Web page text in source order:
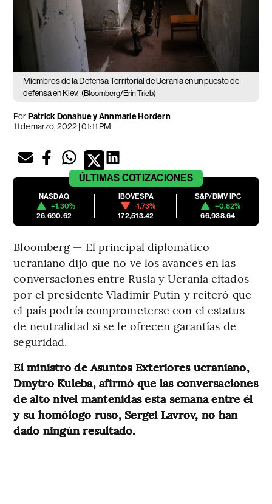
Miembros de la Defensa Territorial de Ucrania en un puesto de
defensa en Kiev. (Bloomberg/Erin Trieb)
PorPatrick Donahue y Annmarie Hordern
11 de marzo, 2022 | 01:11 PM
ÚLTIMAS COTIZACIONES
NASDAQ
+1.30%
26,690.62
IBOVESPA
-1.73%
172,513.42
S&P/BMV IPC
+0.82%
66,938.64
Bloomberg — El principal diplomático
ucraniano dijo que no ve los avances en las
conversaciones entre Rusia y Ucrania citados
por el presidente Vladimir Putin y reiteró que
el país podría comprometerse con el estatus
de neutralidad si se le ofrecen garantías de
seguridad.
El ministro de Asuntos Exteriores ucraniano,
Dmytro Kuleba, afirmó que las conversaciones
de alto nivel mantenidas esta semana entre él
y su homólogo ruso, Sergei Lavrov, no han
dado ningún resultado.